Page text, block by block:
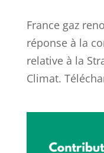
France gaz
réponse à la
relative à la
Climat.